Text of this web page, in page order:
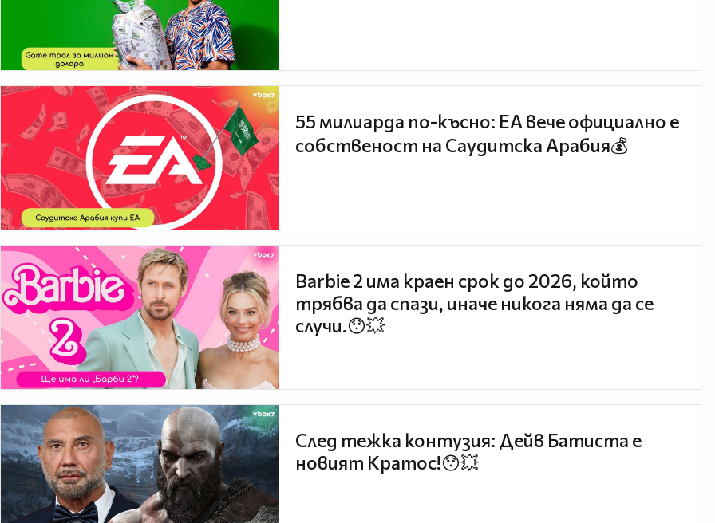
55 милиарда по-късно: EA вече официално е
собственост на Саудитска Арабия💰
Barbie 2 има краен срок до 2026, който
трябва да спази, иначе никога няма да се
случи.😯💥
След тежка контузия: Дейв Батиста е
новият Кратос!😯💥